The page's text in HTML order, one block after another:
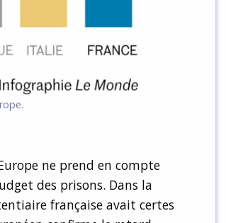
ne prend en compte
des prisons. Dans la
française avait certes